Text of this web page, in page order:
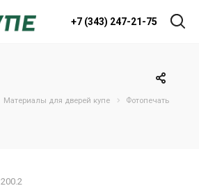
+7 (343) 247-21-75
Материалы для дверей купе Фотопечать
200.2